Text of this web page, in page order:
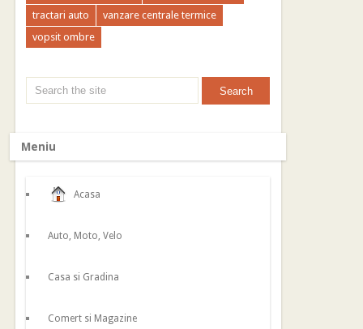
tractari auto
vanzare centrale termice
vopsit ombre
Meniu
Acasa
Auto, Moto, Velo
Casa si Gradina
Comert si Magazine